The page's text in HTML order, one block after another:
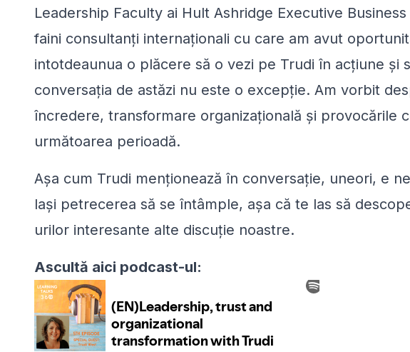
Leadership Faculty ai Hult Ashridge Executive
faini consultanţi internaţionali cu care am avut
intotdeaunua o plăcere să o vezi pe Trudi în acţiune şi
conversaţia de astăzi nu este o excepţie. Am vorbit
încredere, transformare organizaţională şi provocările
următoarea perioadă.
Aşa cum Trudi menţionează în conversaţie, uneori, e
laşi petrecerea să se întâmple, aşa că te las să
urilor interesante alte discuţie noastre.
Ascultă aici podcast-ul: